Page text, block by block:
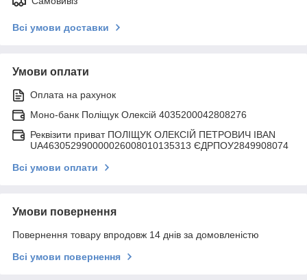
Всі умови доставки
Умови оплати
Оплата на рахунок
Моно-банк Поліщук Олексій 4035200042808276
Реквізити приват ПОЛІЩУК ОЛЕКСІЙ ПЕТРОВИЧ IBAN
UA463052990000026008010135313 ЄДРПОУ2849908074
Всі умови оплати
Умови повернення
Повернення товару впродовж 14 днів за домовленістю
Всі умови повернення